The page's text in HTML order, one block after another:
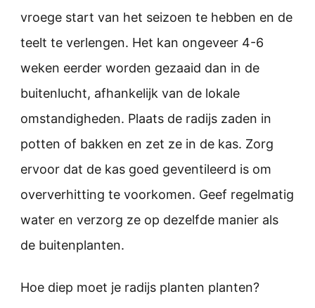
vroege start van het seizoen te hebben en de
teelt te verlengen. Het kan ongeveer 4-6
weken eerder worden gezaaid dan in de
buitenlucht, afhankelijk van de lokale
omstandigheden. Plaats de radijs zaden in
potten of bakken en zet ze in de kas. Zorg
ervoor dat de kas goed geventileerd is om
oververhitting te voorkomen. Geef regelmatig
water en verzorg ze op dezelfde manier als
de buitenplanten.
Hoe diep moet je radijs planten planten?